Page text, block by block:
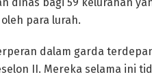
para lurah.
dalam garda
II. Mereka selama ini